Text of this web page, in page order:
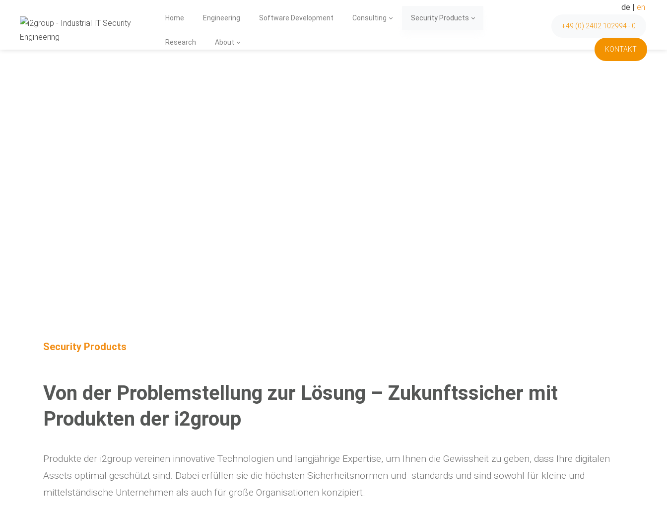
Home Engineering Software Development Consulting Security Products
Research About
de | en
+49 (0) 2402 102994 - 0
KONTAKT
Security Products
Von der Problemstellung zur Lösung – Zukunftssicher mit
Produkten der i2group
Produkte der i2group vereinen innovative Technologien und langjährige Expertise, um Ihnen die Gewissheit zu geben, dass Ihre digitalen
Assets optimal geschützt sind. Dabei erfüllen sie die höchsten Sicherheitsnormen und -standards und sind sowohl für kleine und
mittelständische Unternehmen als auch für große Organisationen konzipiert.